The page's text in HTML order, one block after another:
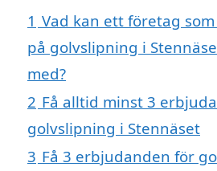
1 Vad kan ett företag
på golvslipning i
med?
2 Få alltid minst 3
golvslipning i Stennäset
3 Få 3 erbjudanden för